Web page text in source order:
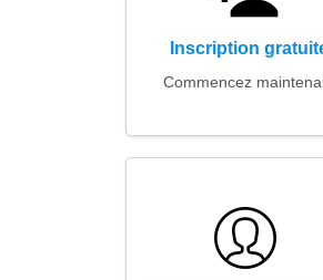
Inscription
Commencez